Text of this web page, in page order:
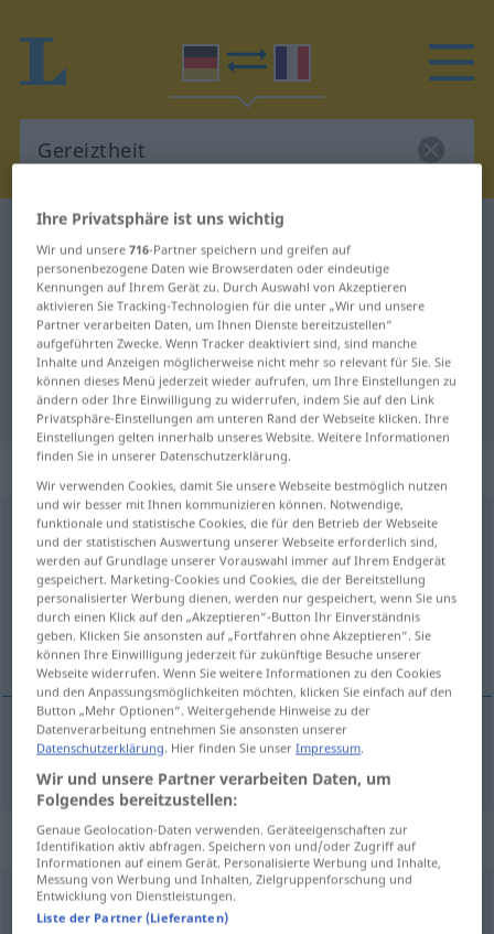
Deutsch-Französisch Wörterbuch
Deutsch-Französisch Übersetzung
für "Gereiztheit"
"Gereiztheit" Französisch
Übersetzung
„Gereiztheit“: Femininum
Gereiztheit f <Gereiztheit>
Übersicht aller Übersetzungen
(Für mehr Details die Übersetzung anklicken/antippen)
irritation
irritationf Gereiztheit
Synonyme für "Gereiztheit"
Rage,Aufregung,Stinkwut
Ihre Privatsphäre ist uns wichtig
Wir und unsere716-Partner speichern und greifen auf
personenbezogene Daten wie Browserdaten oder eindeutige
Kennungen auf Ihrem Gerät zu. Durch Auswahl von Akzeptieren
aktivieren Sie Tracking-Technologien für die unter „Wir und unsere
Partner verarbeiten Daten, um Ihnen Dienste bereitzustellen“
aufgeführten Zwecke. Wenn Tracker deaktiviert sind, sind manche
Inhalte und Anzeigen möglicherweise nicht mehr so relevant für Sie. Sie
können dieses Menü jederzeit wieder aufrufen, um Ihre Einstellungen zu
ändern oder Ihre Einwilligung zu widerrufen, indem Sie auf den Link
Privatsphäre-Einstellungen am unteren Rand der Webseite klicken. Ihre
Einstellungen gelten innerhalb unseres Website. Weitere Informationen
finden Sie in unserer Datenschutzerklärung.
Wir verwenden Cookies, damit Sie unsere Webseite bestmöglich nutzen
und wir besser mit Ihnen kommunizieren können. Notwendige,
funktionale und statistische Cookies, die für den Betrieb der Webseite
und der statistischen Auswertung unserer Webseite erforderlich sind,
werden auf Grundlage unserer Vorauswahl immer auf Ihrem Endgerät
gespeichert. Marketing-Cookies und Cookies, die der Bereitstellung
personalisierter Werbung dienen, werden nur gespeichert, wenn Sie uns
durch einen Klick auf den „Akzeptieren“-Button Ihr Einverständnis
geben. Klicken Sie ansonsten auf „Fortfahren ohne Akzeptieren“. Sie
können Ihre Einwilligung jederzeit für zukünftige Besuche unserer
Webseite widerrufen. Wenn Sie weitere Informationen zu den Cookies
und den Anpassungsmöglichkeiten möchten, klicken Sie einfach auf den
Button „Mehr Optionen“. Weitergehende Hinweise zu der
Datenverarbeitung entnehmen Sie ansonsten unserer
Datenschutzerklärung. Hier finden Sie unserImpressum.
Wir und unsere Partner verarbeiten Daten, um
Folgendes bereitzustellen:
Genaue Geolocation-Daten verwenden. Geräteeigenschaften zur
Identifikation aktiv abfragen. Speichern von und/oder Zugriff auf
Informationen auf einem Gerät. Personalisierte Werbung und Inhalte,
Messung von Werbung und Inhalten, Zielgruppenforschung und
Entwicklung von Dienstleistungen.
Liste der Partner (Lieferanten)